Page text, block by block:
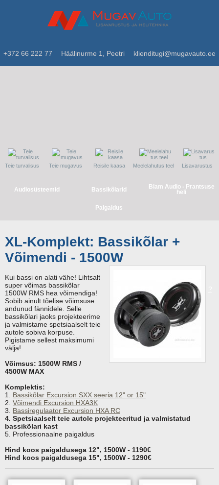
+372 66 222 77 Häälinurme 1, Peetri klienditugi@mugavauto.ee
Teie turvalisus Teie mugavus Reisile kaasa Meelelahutus teel Lisavarustus
Audiosüsteemid Bassikõlarid Blam Audio - Prantsuse
heli
Paigaldus
XL-Komplekt: Bassikõlar +
Võimendi - 1500W
Kui bassi on alati vähe! Lihtsalt
super võimas bassikõlar
1500W RMS hea võimendiga!
Sobib ainult tõelise võimsuse
andunud fännidele. Selle
bassikõlari jaoks projekteerime
ja valmistame spetsiaalselt teie
autole sobiva korpuse.
Pigistame sellest maksimumi
välja!
Võimsus: 1500W RMS /
4500W MAX
Komplektis:
1. Bassikõlar Excursion SXX seeria 12" or 15"
2. Võimendi Excursion HXA3K
3. Bassiregulaator Excursion HXA RC
4. Spetsiaalselt teie autole projekteeritud ja valmistatud
bassikõlari kast
5. Professionaalne paigaldus
Hind koos paigaldusega 12", 1500W - 1190€
Hind koos paigaldusega 15", 1500W - 1290€